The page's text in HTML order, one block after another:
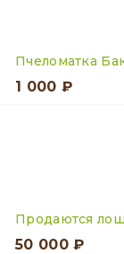
Пчеломатка
1 000 ₽
Продаются
50 000 ₽